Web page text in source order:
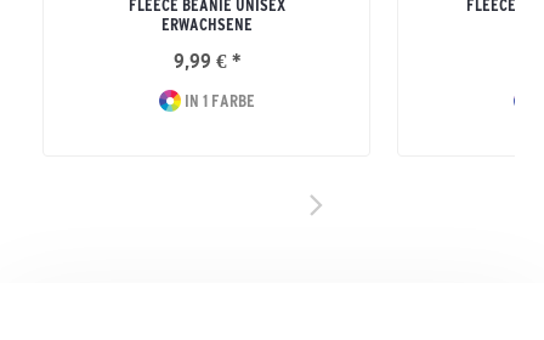
FLEECE BEANIE UNISEX
ERWACHSENE
9,99 € *
IN 1 FARBE
FLEECE